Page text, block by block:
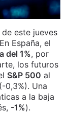
este jueves
España, el
del 1%, por
los futuros
S&P 500 al
0,3%). Una
a la baja
-1%).